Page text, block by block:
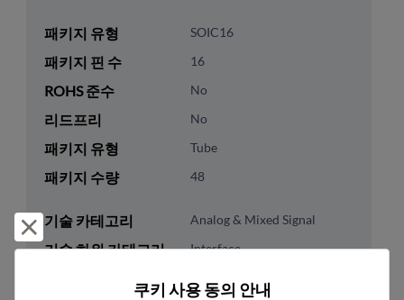
패키지 유형 SOIC16
패키지 핀 수 16
ROHS 준수 No
리드프리 No
패키지 유형 Tube
패키지 수량 48
기술 카테고리 Analog & Mixed Signal
기술 하위 카테고리 Interface
거부 및 닫기
쿠키 사용 동의 안내